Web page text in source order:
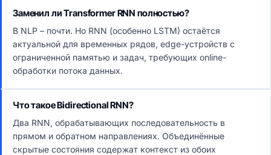
Заменил ли Transformer RNN полностью?
В NLP – почти. Но RNN (особенно LSTM) остаётся
актуальной для временных рядов, edge-устройств с
ограниченной памятью и задач, требующих online-
обработки потока данных.
Что такое Bidirectional RNN?
Два RNN, обрабатывающих последовательность в
прямом и обратном направлениях. Объединённые
скрытые состояния содержат контекст из обоих